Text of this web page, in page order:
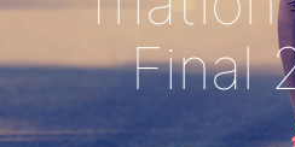
Final